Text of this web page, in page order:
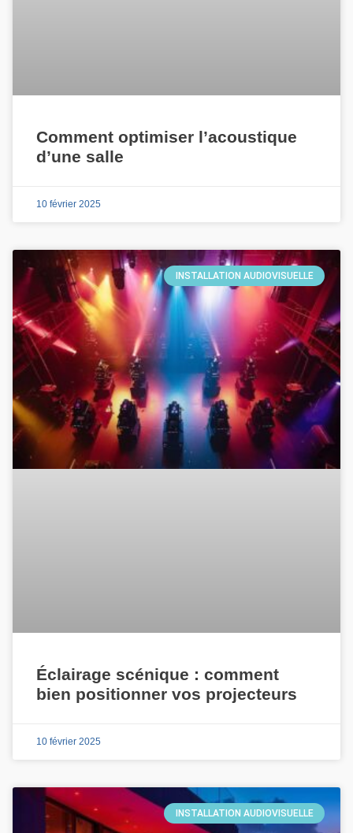
Comment optimiser l’acoustique
d’une salle
10 février 2025
INSTALLATION AUDIOVISUELLE
Éclairage scénique : comment
bien positionner vos projecteurs
10 février 2025
INSTALLATION AUDIOVISUELLE